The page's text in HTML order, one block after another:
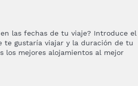
las fechas de tu viaje? Introduce el
te gustaría viajar y la duración de tu
los mejores alojamientos al mejor